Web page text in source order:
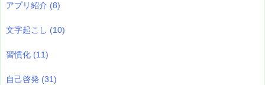
アプリ紹介 (8)
文字起こし (10)
習慣化 (11)
自己啓発 (31)